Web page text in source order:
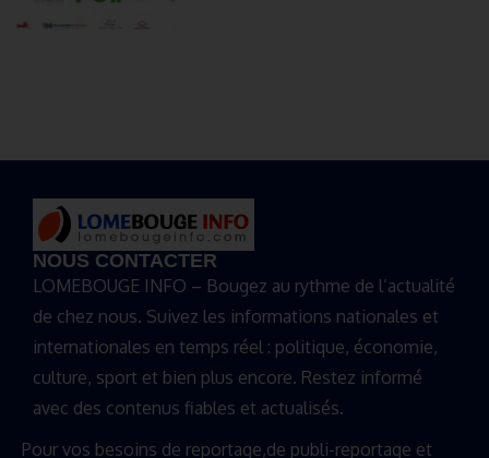
NOUS CONTACTER
LOMEBOUGE INFO – Bougez au rythme de l’actualité
de chez nous. Suivez les informations nationales et
internationales en temps réel : politique, économie,
culture, sport et bien plus encore. Restez informé
avec des contenus fiables et actualisés.
Pour vos besoins de reportage,de publi-reportage et